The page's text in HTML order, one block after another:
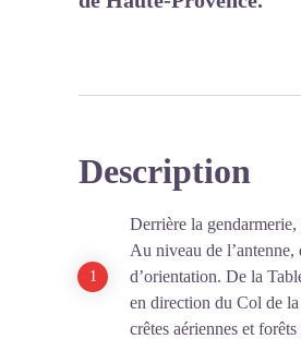
Description
Derrière la
Au niveau de
d’orientation. De la
en direction du Col de
crêtes aériennes et forêts